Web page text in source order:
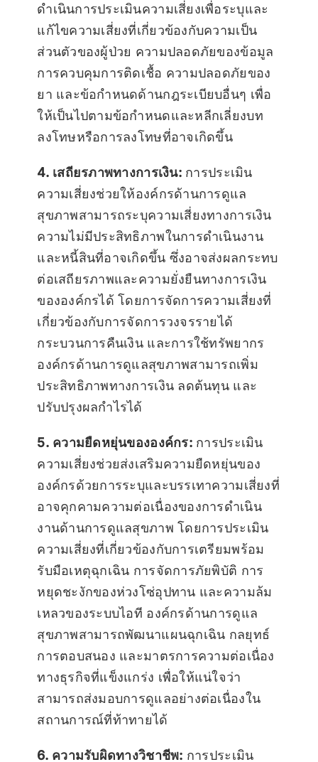
ดำเนินการประเมินความเสี่ยงเพื่อระบุและ
แก้ไขความเสี่ยงที่เกี่ยวข้องกับความเป็น
ส่วนตัวของผู้ป่วย ความปลอดภัยของข้อมูล
การควบคุมการติดเชื้อ ความปลอดภัยของ
ยา และข้อกำหนดด้านกฎระเบียบอื่นๆ เพื่อ
ให้เป็นไปตามข้อกำหนดและหลีกเลี่ยงบท
ลงโทษหรือการลงโทษที่อาจเกิดขึ้น
4. เสถียรภาพทางการเงิน:การประเมิน
ความเสี่ยงช่วยให้องค์กรด้านการดูแล
สุขภาพสามารถระบุความเสี่ยงทางการเงิน
ความไม่มีประสิทธิภาพในการดำเนินงาน
และหนี้สินที่อาจเกิดขึ้น ซึ่งอาจส่งผลกระทบ
ต่อเสถียรภาพและความยั่งยืนทางการเงิน
ขององค์กรได้ โดยการจัดการความเสี่ยงที่
เกี่ยวข้องกับการจัดการวงจรรายได้
กระบวนการคืนเงิน และการใช้ทรัพยากร
องค์กรด้านการดูแลสุขภาพสามารถเพิ่ม
ประสิทธิภาพทางการเงิน ลดต้นทุน และ
ปรับปรุงผลกำไรได้
5. ความยืดหยุ่นขององค์กร: การประเมิน
ความเสี่ยงช่วยส่งเสริมความยืดหยุ่นของ
องค์กรด้วยการระบุและบรรเทาความเสี่ยงที่
อาจคุกคามความต่อเนื่องของการดำเนิน
งานด้านการดูแลสุขภาพ โดยการประเมิน
ความเสี่ยงที่เกี่ยวข้องกับการเตรียมพร้อม
รับมือเหตุฉุกเฉิน การจัดการภัยพิบัติ การ
หยุดชะงักของห่วงโซ่อุปทาน และความล้ม
เหลวของระบบไอที องค์กรด้านการดูแล
สุขภาพสามารถพัฒนาแผนฉุกเฉิน กลยุทธ์
การตอบสนอง และมาตรการความต่อเนื่อง
ทางธุรกิจที่แข็งแกร่ง เพื่อให้แน่ใจว่า
สามารถส่งมอบการดูแลอย่างต่อเนื่องใน
สถานการณ์ที่ท้าทายได้
6. ความรับผิดทางวิชาชีพ: การประเมิน